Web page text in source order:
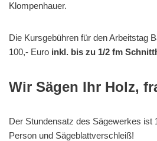
Klompenhauer.
Die Kursgebühren für den Arbeitstag
100,- Euro inkl. bis zu 1/2 fm
Wir Sägen Ihr Holz,
Der Stundensatz des Sägewerkes ist
Person und Sägeblattverschleiß!